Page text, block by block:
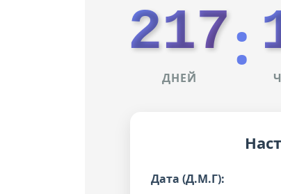
217
ДНЕЙ :
Дата (Д.М.Г):